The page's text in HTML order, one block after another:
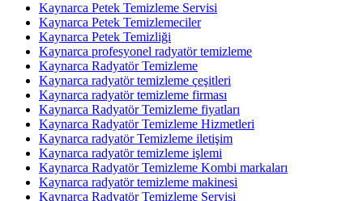
Kaynarca Petek Temizleme Servisi
Kaynarca Petek Temizlemeciler
Kaynarca Petek Temizliği
Kaynarca profesyonel radyatör temizleme
Kaynarca Radyatör Temizleme
Kaynarca radyatör temizleme çeşitleri
Kaynarca radyatör temizleme firması
Kaynarca Radyatör Temizleme fiyatları
Kaynarca Radyatör Temizleme Hizmetleri
Kaynarca radyatör Temizleme iletişim
Kaynarca radyatör temizleme işlemi
Kaynarca Radyatör Temizleme Kombi markaları
Kaynarca radyatör temizleme makinesi
Kaynarca Radyatör Temizleme Servisi